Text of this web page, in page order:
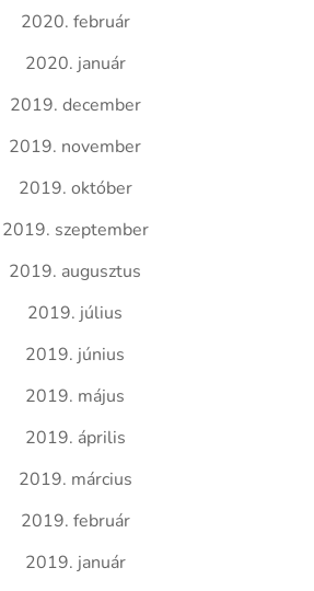
2020. február
2020. január
2019. december
2019. november
2019. október
2019. szeptember
2019. augusztus
2019. július
2019. június
2019. május
2019. április
2019. március
2019. február
2019. január